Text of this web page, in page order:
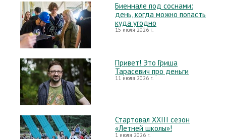
Биеннале под соснами:
день, когда можно попасть
куда угодно
15 июля 2026 г.
Привет! Это Гриша
Тарасевич про деньги
11 июля 2026 г.
Стартовал XXIII сезон
«Летней школы»!
1 июля 2026 г.